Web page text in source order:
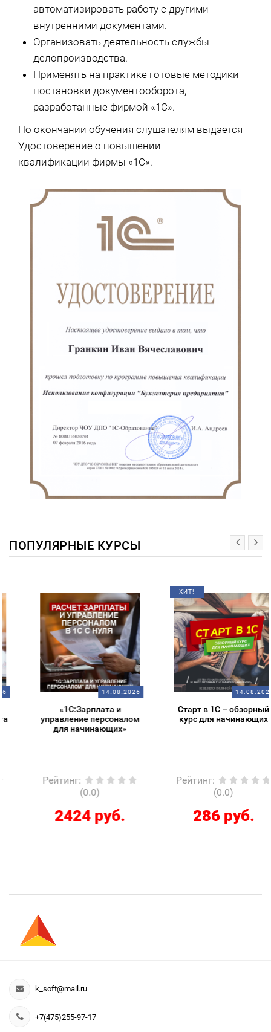
автоматизировать работу с другими
внутренними документами.
Организовать деятельность службы
делопроизводства.
Применять на практике готовые методики
постановки документооборота,
разработанные фирмой «1С».
По окончании обучения слушателям выдается
Удостоверение о повышении
квалификации фирмы «1С».
ПОПУЛЯРНЫЕ КУРСЫ
14.08.2026
«1С:Зарплата и
управление персоналом
для начинающих»
Рейтинг:
2424 руб.
14.08.2026
Старт в 1С – обзорный
курс для начинающих
Рейтинг:
286 руб.
k_soft@mail.ru
+7(475)255-97-17